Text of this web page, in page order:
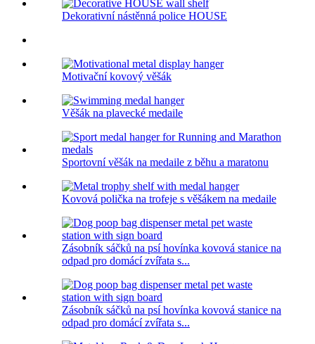
Dekorativní nástěnná police HOUSE
Motivační kovový věšák
Věšák na plavecké medaile
Sportovní věšák na medaile z běhu a maratonu
Kovová polička na trofeje s věšákem na medaile
Zásobník sáčků na psí hovínka kovová stanice na
odpad pro domácí zvířata s...
Zásobník sáčků na psí hovínka kovová stanice na
odpad pro domácí zvířata s...